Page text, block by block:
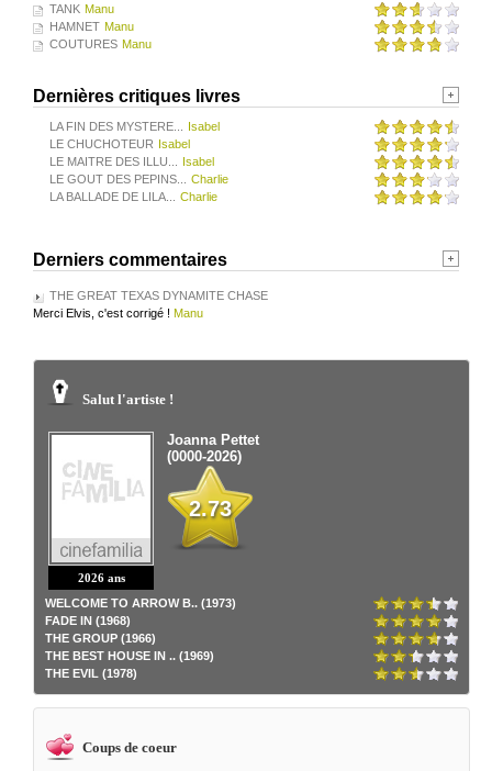
TANK Manu
HAMNET Manu
COUTURES Manu
Dernières critiques livres
LA FIN DES MYSTERE...
Isabel
LE CHUCHOTEUR Isabel
LE MAITRE DES ILLU...
Isabel
LE GOUT DES PEPINS...
Charlie
LA BALLADE DE LILA...
Charlie
Derniers commentaires
THE GREAT TEXAS DYNAMITE CHASE
Merci Elvis, c'est corrigé ! Manu
Salut l'artiste !
2026 ans
Joanna Pettet
(0000-2026)
2.73
WELCOME TO ARROW B.. (1973)
FADE IN (1968)
THE GROUP (1966)
THE BEST HOUSE IN .. (1969)
THE EVIL (1978)
Coups de coeur